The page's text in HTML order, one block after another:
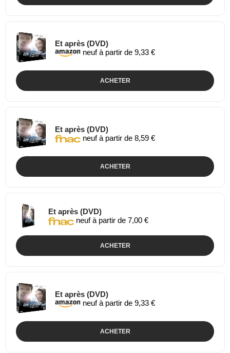
Et après (DVD)
neuf à partir de 9,33 €
ACHETER
Et après (DVD)
neuf à partir de 8,59 €
ACHETER
Et après (DVD)
neuf à partir de 7,00 €
ACHETER
Et après (DVD)
neuf à partir de 9,33 €
ACHETER